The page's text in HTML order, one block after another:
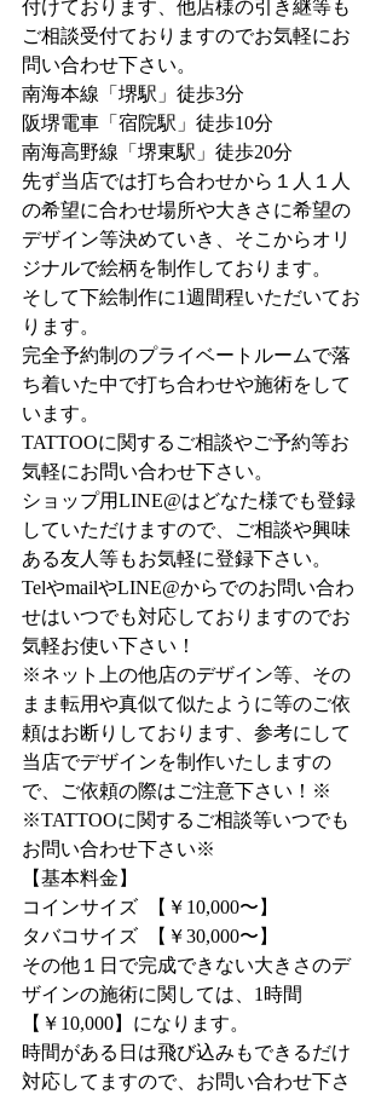
付けております、他店様の引き継等も
ご相談受付ておりますのでお気軽にお
問い合わせ下さい。
南海本線「堺駅」徒歩3分
阪堺電車「宿院駅」徒歩10分
南海高野線「堺東駅」徒歩20分
先ず当店では打ち合わせから１人１人
の希望に合わせ場所や大きさに希望の
デザイン等決めていき、そこからオリ
ジナルで絵柄を制作しております。
そして下絵制作に1週間程いただいてお
ります。
完全予約制のプライベートルームで落
ち着いた中で打ち合わせや施術をして
います。
TATTOOに関するご相談やご予約等お
気軽にお問い合わせ下さい。
ショップ用LINE@はどなた様でも登録
していただけますので、ご相談や興味
ある友人等もお気軽に登録下さい。
TelやmailやLINE@からでのお問い合わ
せはいつでも対応しておりますのでお
気軽お使い下さい！
※ネット上の他店のデザイン等、その
まま転用や真似て似たように等のご依
頼はお断りしております、参考にして
当店でデザインを制作いたしますの
で、ご依頼の際はご注意下さい！※
※TATTOOに関するご相談等いつでも
お問い合わせ下さい※
【基本料金】
コインサイズ  【￥10,000〜】
タバコサイズ  【￥30,000〜】
その他１日で完成できない大きさのデ
ザインの施術に関しては、1時間
【￥10,000】になります。
時間がある日は飛び込みもできるだけ
対応してますので、お問い合わせ下さ